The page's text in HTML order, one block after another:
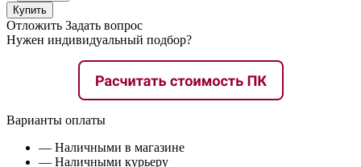
Купить
Отложить Задать вопрос
Нужен индивидуальный подбор?
Варианты оплаты
— Наличными в магазине
— Наличными курьеру